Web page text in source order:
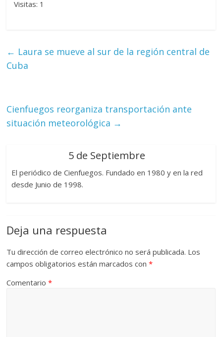
Visitas: 1
← Laura se mueve al sur de la región central de
Cuba
Cienfuegos reorganiza transportación ante
situación meteorológica →
5 de Septiembre
El periódico de Cienfuegos. Fundado en 1980 y en la red
desde Junio de 1998.
Deja una respuesta
Tu dirección de correo electrónico no será publicada. Los
campos obligatorios están marcados con*
Comentario*